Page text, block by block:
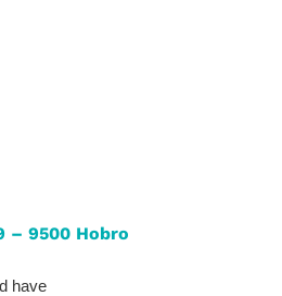
– 9500 Hobro
have